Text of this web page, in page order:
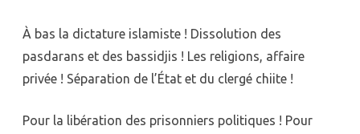
À bas la dictature islamiste ! Dissolution des
pasdarans et des bassidjis ! Les religions, affaire
privée ! Séparation de l’État et du clergé chiite !
Pour la libération des prisonniers politiques ! Pour